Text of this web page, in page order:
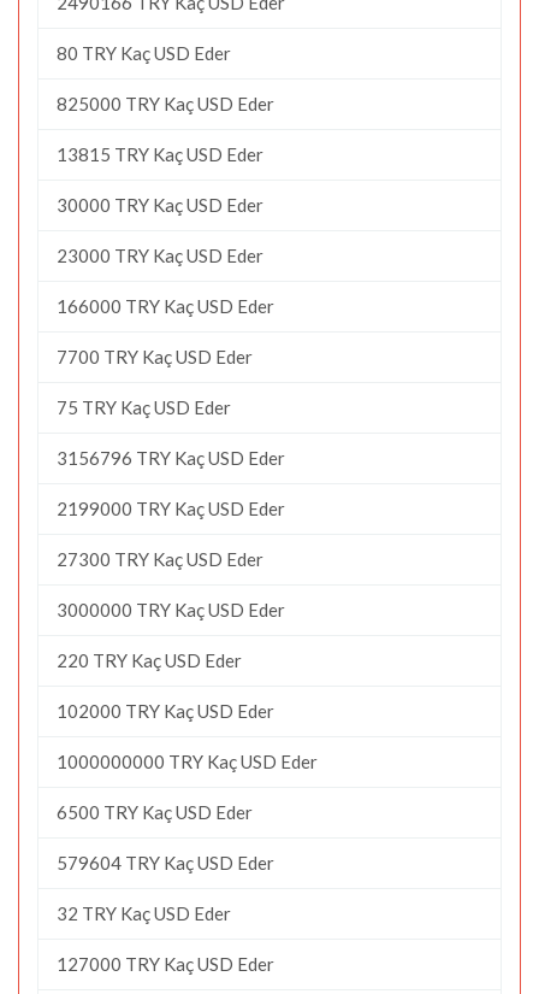
80 TRY Kaç USD Eder
825000 TRY Kaç USD Eder
13815 TRY Kaç USD Eder
30000 TRY Kaç USD Eder
23000 TRY Kaç USD Eder
166000 TRY Kaç USD Eder
7700 TRY Kaç USD Eder
75 TRY Kaç USD Eder
3156796 TRY Kaç USD Eder
2199000 TRY Kaç USD Eder
27300 TRY Kaç USD Eder
3000000 TRY Kaç USD Eder
220 TRY Kaç USD Eder
102000 TRY Kaç USD Eder
1000000000 TRY Kaç USD Eder
6500 TRY Kaç USD Eder
579604 TRY Kaç USD Eder
32 TRY Kaç USD Eder
127000 TRY Kaç USD Eder